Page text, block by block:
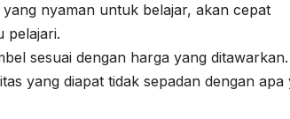
nyaman untuk belajar, akan cepat
pelajari.
sesuai dengan harga yang ditawarkan.
yang diapat tidak sepadan dengan apa